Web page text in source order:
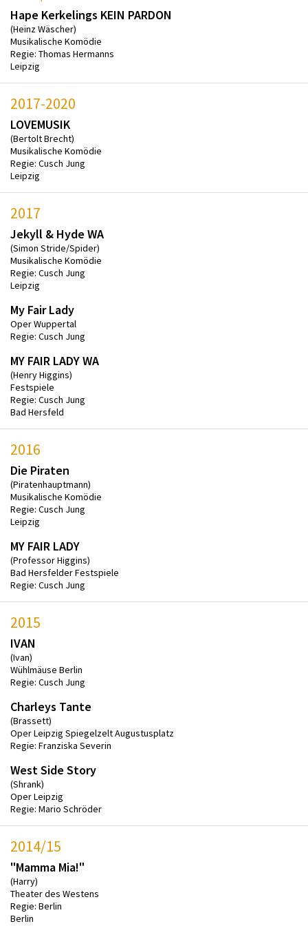
Hape Kerkelings KEIN PARDON
(Heinz Wäscher)
Musikalische Komödie
Regie: Thomas Hermanns
Leipzig
2017-2020
LOVEMUSIK
(Bertolt Brecht)
Musikalische Komödie
Regie: Cusch Jung
Leipzig
2017
Jekyll & Hyde WA
(Simon Stride/Spider)
Musikalische Komödie
Regie: Cusch Jung
Leipzig
My Fair Lady
Oper Wuppertal
Regie: Cusch Jung
MY FAIR LADY WA
(Henry Higgins)
Festspiele
Regie: Cusch Jung
Bad Hersfeld
2016
Die Piraten
(Piratenhauptmann)
Musikalische Komödie
Regie: Cusch Jung
Leipzig
MY FAIR LADY
(Professor Higgins)
Bad Hersfelder Festspiele
Regie: Cusch Jung
2015
IVAN
(Ivan)
Wühlmäuse Berlin
Regie: Cusch Jung
Charleys Tante
(Brassett)
Oper Leipzig Spiegelzelt Augustusplatz
Regie: Franziska Severin
West Side Story
(Shrank)
Oper Leipzig
Regie: Mario Schröder
2014/15
"Mamma Mia!"
(Harry)
Theater des Westens
Regie: Berlin
Berlin